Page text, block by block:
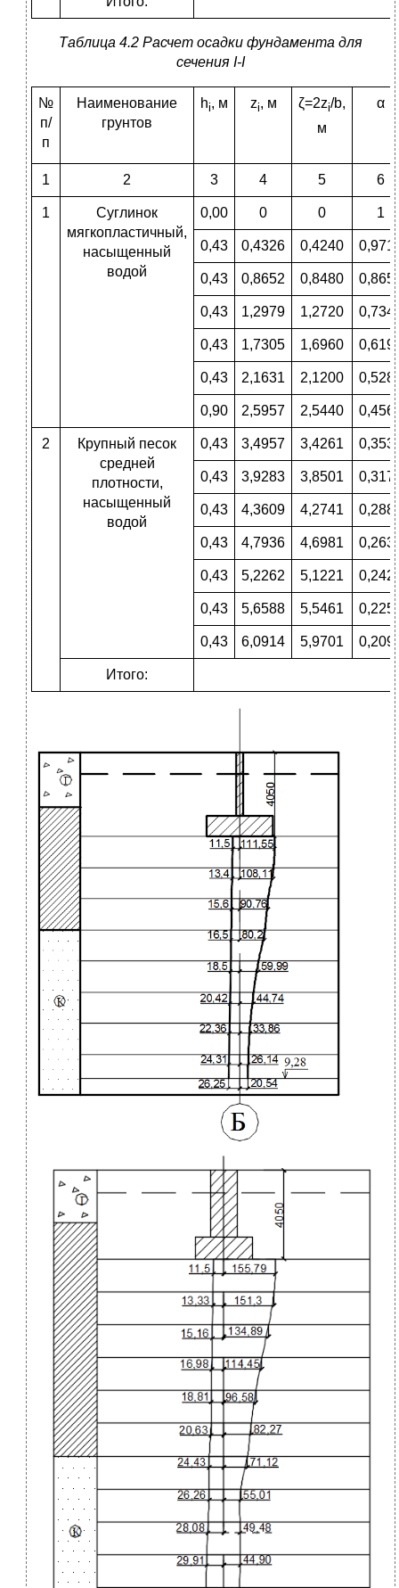
Таблица 4.2 Расчет осадки фундамента для
сечения I-I
№
п/
п
Наименование
грунтов
hi, м zi, м ζ=2zi/b,
м
α
1 2 3 4 5 6
1
Суглинок
мягкопластичный,
насыщенный
водой
0,00 0 0 1
0,43 0,4326 0,4240
0,43 0,8652 0,8480
0,43 1,2979 1,2720
0,43 1,7305 1,6960
0,43 2,1631 2,1200
0,90 2,5957 2,5440
2
Крупный песок
средней
плотности,
насыщенный
водой
0,43 3,4957 3,4261
0,43 3,9283 3,8501
0,43 4,3609 4,2741
0,43 4,7936 4,6981
0,43 5,2262 5,1221
0,43 5,6588 5,5461
0,43 6,0914 5,9701
Итого: